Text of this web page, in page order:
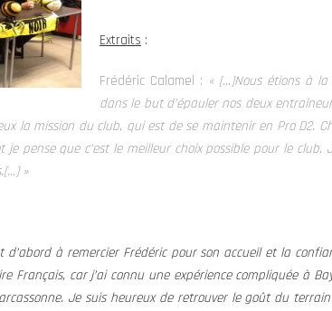
Extraits :
Frédéric Calamel : « […]Nous étions à
dans le but d’épauler nos deux
la mission du club, qui est de se maintenir en Pro D2.
pense que c’est le meilleur choix possible pour le club.
[…]»
à remercier Frédéric pour son accueil et la
Français, car j’ai connu une expérience compliquée à
Je suis heureux de retrouver le goût du